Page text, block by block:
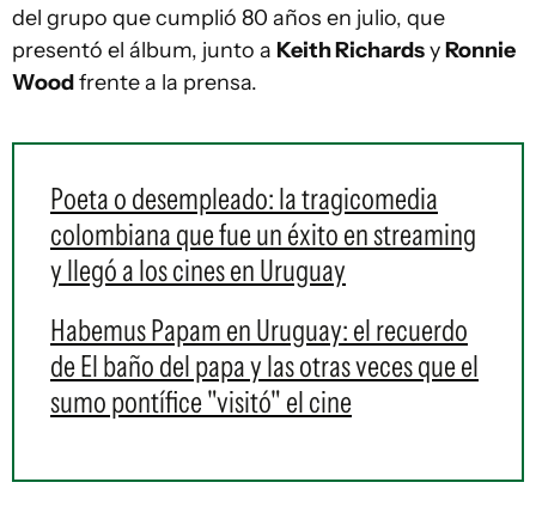
del grupo que cumplió 80 años en julio, que
presentó el álbum, junto a Keith RichardsyRonnie
Woodfrente a la prensa.
Poeta o desempleado: la tragicomedia
colombiana que fue un éxito en streaming
y llegó a los cines en Uruguay
Habemus Papam en Uruguay: el recuerdo
de El baño del papa y las otras veces que el
sumo pontífice "visitó" el cine